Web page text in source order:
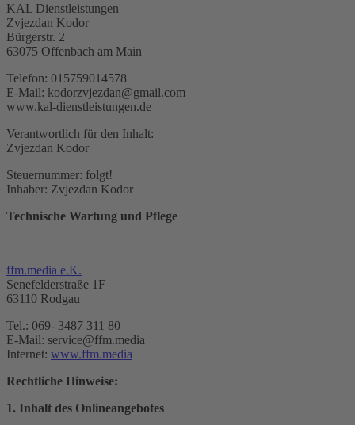
KAL Dienstleistungen
Zvjezdan Kodor
Bürgerstr. 2
63075 Offenbach am Main
Telefon: 015759014578
E-Mail: kodorzvjezdan@gmail.com
www.kal-dienstleistungen.de
Verantwortlich für den Inhalt:
Zvjezdan Kodor
Steuernummer: folgt!
Inhaber: Zvjezdan Kodor
Technische Wartung und Pflege
ffm.media e.K.
Senefelderstraße 1F
63110 Rodgau
Tel.: 069- 3487 311 80
E-Mail: service@ffm.media
Internet: www.ffm.media
Rechtliche Hinweise:
1. Inhalt des Onlineangebotes